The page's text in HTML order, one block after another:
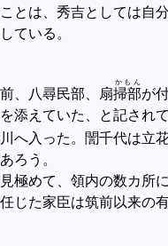
とは、秀吉としては自
ている。
、八尋民部、扇掃部
かもん
が
添えていた、と記されて
へ入った。誾千代は立
ろう。
極めて、領内の数カ所
じた家臣は筑前以来の